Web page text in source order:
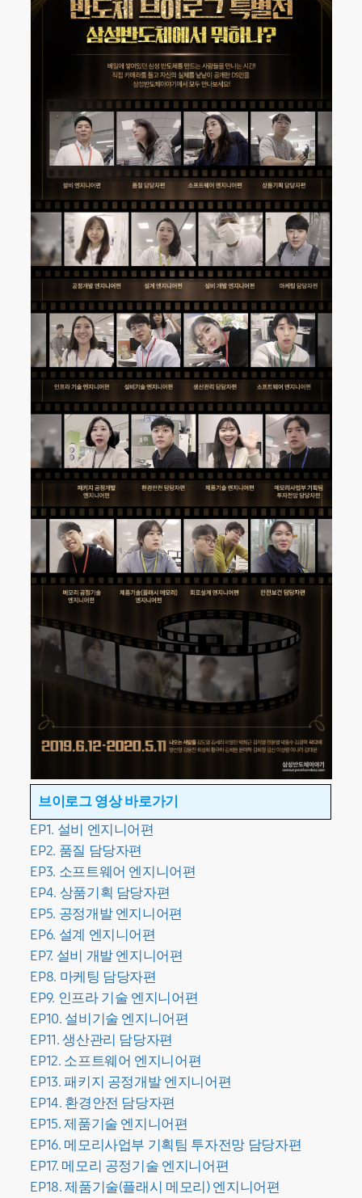
브이로그 영상 바로가기
EP1. 설비 엔지니어편
EP2. 품질 담당자편
EP3. 소프트웨어 엔지니어편
EP4. 상품기획 담당자편
EP5. 공정개발 엔지니어편
EP6. 설계 엔지니어편
EP7. 설비 개발 엔지니어편
EP8. 마케팅 담당자편
EP9. 인프라 기술 엔지니어편
EP10. 설비기술 엔지니어편
EP11. 생산관리 담당자편
EP12. 소프트웨어 엔지니어편
EP13. 패키지 공정개발 엔지니어편
EP14. 환경안전 담당자편
EP15. 제품기술 엔지니어편
EP16. 메모리사업부 기획팀 투자전망 담당자편
EP17. 메모리 공정기술 엔지니어편
EP18. 제품기술(플래시 메모리) 엔지니어편